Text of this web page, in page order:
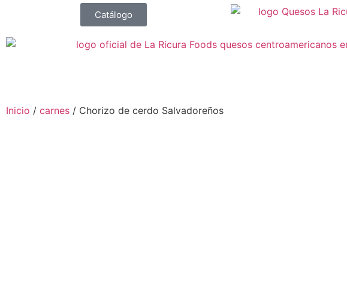
Catálogo
Inicio / carnes / Chorizo de cerdo Salvadoreños